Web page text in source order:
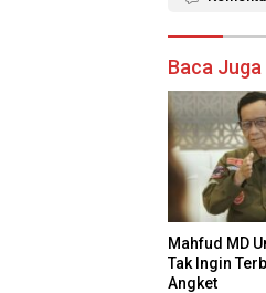
Baca Juga
Mahfud MD
Tak Ingin
Angket